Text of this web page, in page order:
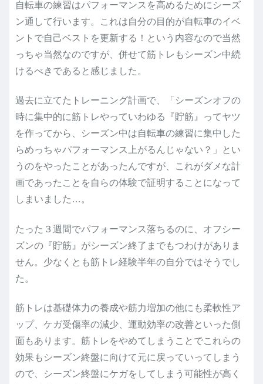
自転車の練習はパフォーマンスを高めるためにシーズ
ン通して行います。これは自分の目的が自転車のイベ
ントで自己ベストを更新する！という内容なので当然
っちゃ当然なのですが、併せて筋トレもシーズン中続
けるべきであると感じました。
過去に立てたトレーニング計画で、「シーズンオフの
時に集中的に筋トレやっていわゆる『貯筋』ってヤツ
を作ってから、シーズン中は自転車の練習に集中した
らめっちゃパフォーマンス上がるんじゃない？」とい
うのをやったことがあったんですが、これがダメな計
画であったことを自らの体験で証明することになって
しまいました…。
たった３週間でパフォーマンス落ちるのに、オフシー
ズンの『貯筋』がシーズン終了までもつわけがありま
せん。少なくとも筋トレ経験半年の自分ではそうでし
た。
筋トレは基礎体力の養成や筋力増加の他にも柔軟性ア
ップ、ケガ受傷率の減少、運動効率の改善といった側
面もあります。筋トレをやめてしまうことでこれらの
効果もシーズン終盤に向けて元に戻っていってしまう
ので、シーズン終盤にケガをしてしまう可能性が高く